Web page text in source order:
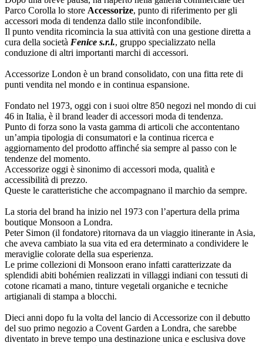
Parco Corolla lo store Accessorize, punto di riferimento per gli
accessori moda di tendenza dallo stile inconfondibile.
Il punto vendita ricomincia la sua attività con una gestione diretta a
cura della società Fenice s.r.l., gruppo specializzato nella
conduzione di altri importanti marchi di accessori.
Accessorize London è un brand consolidato, con una fitta rete di
punti vendita nel mondo e in continua espansione.
Fondato nel 1973, oggi con i suoi oltre 850 negozi nel mondo di cui
46 in Italia, è il brand leader di accessori moda di tendenza.
Punto di forza sono la vasta gamma di articoli che accontentano
un’ampia tipologia di consumatori e la continua ricerca e
aggiornamento del prodotto affinché sia sempre al passo con le
tendenze del momento.
Accessorize oggi è sinonimo di accessori moda, qualità e
accessibilità di prezzo.
Queste le caratteristiche che accompagnano il marchio da sempre.
La storia del brand ha inizio nel 1973 con l’apertura della prima
boutique Monsoon a Londra.
Peter Simon (il fondatore) ritornava da un viaggio itinerante in Asia,
che aveva cambiato la sua vita ed era determinato a condividere le
meraviglie colorate della sua esperienza.
Le prime collezioni di Monsoon erano infatti caratterizzate da
splendidi abiti bohémien realizzati in villaggi indiani con tessuti di
cotone ricamati a mano, tinture vegetali organiche e tecniche
artigianali di stampa a blocchi.
Dieci anni dopo fu la volta del lancio di Accessorize con il debutto
del suo primo negozio a Covent Garden a Londra, che sarebbe
diventato in breve tempo una destinazione unica e esclusiva dove